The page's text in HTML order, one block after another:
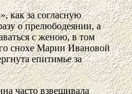
как за согласную
о прелюбодеянии, а
с женою, в том
снохе Марии Ивановой
епитимье за
часто взвешивала